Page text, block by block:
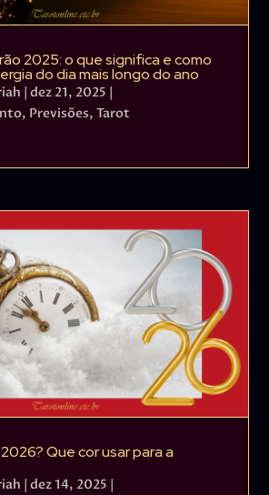
2025: o que significa e como
do dia mais longo do ano
|dez 21, 2025 |
, Previsões,Tarot
Que cor usar para a
|dez 14, 2025 |